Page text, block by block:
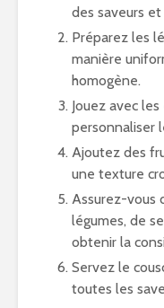
des saveurs
Préparez les
manière
homogène.
Jouez avec
personnaliser
Ajoutez des
une texture
Assurez-vous
légumes, de
obtenir la
Servez le
toutes les